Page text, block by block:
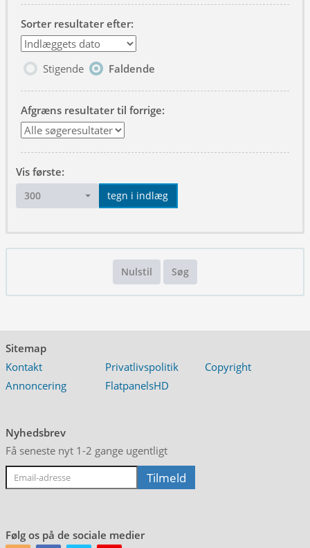
Sorter resultater efter:
Stigende Faldende
Afgræns resultater til forrige:
Vis første:
300 tegn i indlæg
Nulstil Søg
Sitemap
Kontakt
Privatlivspolitik
Copyright
Annoncering
FlatpanelsHD
Nyhedsbrev
Få seneste nyt 1-2 gange ugentligt
Følg os på de sociale medier